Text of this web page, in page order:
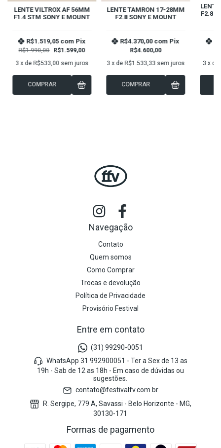
LENTE VILTROX AF 56MM
F1.4 STM SONY E MOUNT
R$1.990,00 R$1.599,00
R$1.519,05 com Pix
3 x de R$533,00 sem juros
COMPRAR
LENTE TAMRON 17-28MM
F2.8 SONY E MOUNT
R$4.600,00
R$4.370,00 com Pix
3 x de R$1.533,33 sem juros
COMPRAR
F2.8
3 x de
Navegação
Contato
Quem somos
Como Comprar
Trocas e devolução
Política de Privacidade
Provisório Festival
Entre em contato
(31) 99290-0051
WhatsApp 31 992900051 - Ter a Sex de 13 as
19h - Sab de 12 as 18h - Em caso de dúvidas ou
sugestões.
contato@festivalfv.com.br
R. Sergipe, 779 A, Savassi - Belo Horizonte - MG,
30130-171
Formas de pagamento